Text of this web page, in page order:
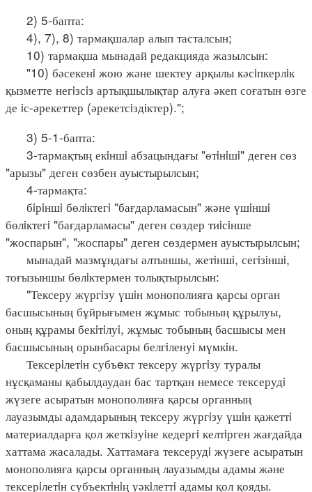
2) 5-бапта:
4), 7), 8) тармақшалар алып тасталсын;
10) тармақша мынадай редакцияда жазылсын:
"10) бәсекенi жою және шектеу арқылы кәсiпкерлiк
қызметте негiзсiз артықшылықтар алуға әкеп соғатын өзге
де iс-әрекеттер (әрекетсiздiктер).";
3) 5-1-бапта:
3-тармақтың екiншi абзацындағы "өтiнiшi" деген сөз
"арызы" деген сөзбен ауыстырылсын;
4-тармақта:
бiрiншi бөлiктегi "бағдарламасын" және үшiншi
бөлiктегi "бағдарламасы" деген сөздер тиiсiнше
"жоспарын", "жоспары" деген сөздермен ауыстырылсын;
мынадай мазмұндағы алтыншы, жетiншi, сегiзiншi,
тоғызыншы бөлiктермен толықтырылсын:
"Тексеру жүргiзу үшiн монополияға қарсы орган
басшысының бұйрығымен жұмыс тобының құрылуы,
оның құрамы бекiтiлуi, жұмыс тобының басшысы мен
басшысының орынбасары белгiленуi мүмкiн.
Тексерiлетiн субъeкт тексеру жүргiзу туралы
нұсқаманы қабылдаудан бас тартқан немесе тексерудi
жүзеге асыратын монополияға қарсы органның
лауазымды адамдарының тексеру жүргiзу үшiн қажеттi
материалдарға қол жеткiзуiне кедергi келтiрген жағдайда
хаттама жасалады. Хаттамаға тексерудi жүзеге асыратын
монополияға қарсы органның лауазымды адамы және
тексерiлетiн субъектiнiң уәкiлеттi адамы қол қояды.